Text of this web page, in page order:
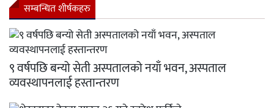
सम्बन्धित शीर्षकहरु
९ वर्षपछि बन्यो सेती अस्पतालको नयाँ भवन, अस्पताल
व्यवस्थापनलाई हस्तान्तरण